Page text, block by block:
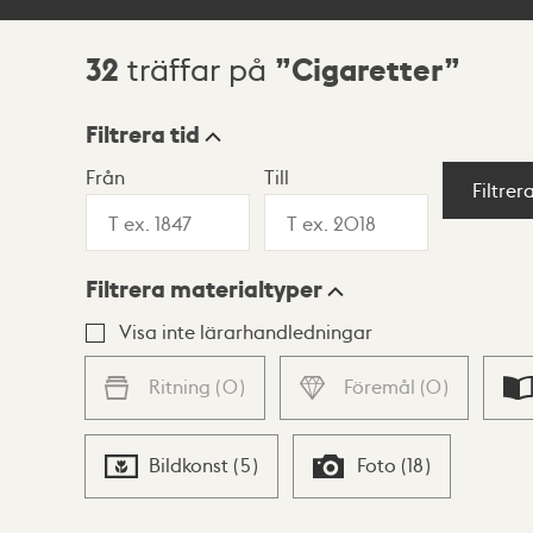
Sökresultat
32 träffar på Cigaretter
Visningsläge
Lista Karta
Filtrera tid
Från Till
Filtrera materialtyper
Visa inte lärarhandledningar
Ritning (0) Föremål (0)
Bildkonst (5) Foto (18)